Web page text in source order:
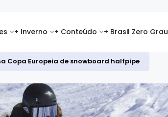
+ Inverno + Conteúdo + Brasil Zero Grau
Copa Europeia de snowboard halfpipe